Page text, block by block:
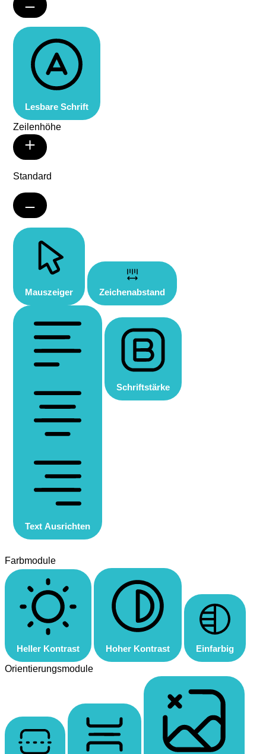
Lesbare Schrift
Zeilenhöhe
Standard
Mauszeiger Zeichenabstand
Text Ausrichten
Schriftstärke
Farbmodule
Heller Kontrast Hoher Kontrast Einfarbig
Orientierungsmodule